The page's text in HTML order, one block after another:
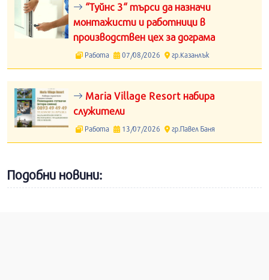
“Туйнс 3“ търси да назначи
монтажисти и работници в
производствен цех за дограма
Работа 07/08/2026 гр.Казанлък
Maria Village Resort набира
служители
Работа 13/07/2026 гр.Павел Баня
Подобни новини: